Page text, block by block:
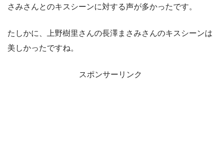
さみさんとのキスシーンに対する声が多かったです。
たしかに、上野樹里さんの長澤まさみさんのキスシーンは
美しかったですね。
スポンサーリンク